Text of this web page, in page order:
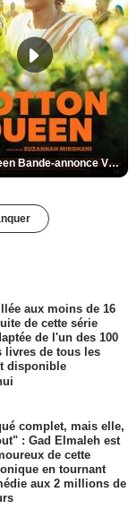
Cotton Queen Bande-annonce VO STFR
aux moins de 16
de cette série
de l'un des 100
livres de tous les
disponible
complet, mais elle,
: Gad Elmaleh est
de cette
en tournant
aux 2 millions de